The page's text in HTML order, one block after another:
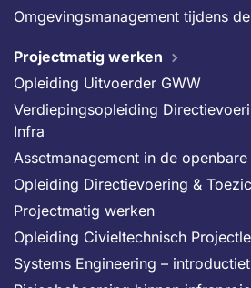
Omgevingsmanagement tijdens
Projectmatig werken
Opleiding Uitvoerder GWW
Verdiepingsopleiding
Infra
Assetmanagement in de
Opleiding Directievoering &
Projectmatig werken
Opleiding Civieltechnisch
Systems Engineering –